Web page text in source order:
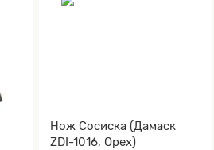
Нож Сосиска (Дамаск
ZDI-1016, Орех)